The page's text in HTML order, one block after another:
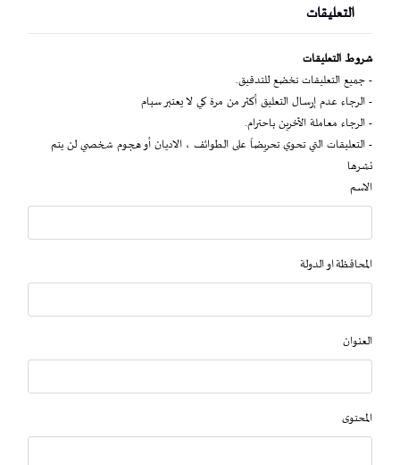
التعليقات
شروط التعليقات
- جميع التعليقات تخضع للتدقيق.
- الرجاء عدم إرسال التعليق أكثر من مرة كي لا يعتبر سبام
- الرجاء معاملة الآخرين باحترام.
- التعليقات التي تحوي تحريضاً على الطوائف ، الاديان أو هجوم شخصي لن يتم
نشرها
الاسم
المحافظة او الدولة
العنوان
المحتوى